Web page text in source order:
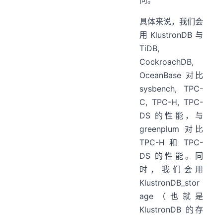
具体来说，我们会
用 KlustronDB 与
TiDB,
CockroachDB,
OceanBase 对比
sysbench, TPC-
C, TPC-H, TPC-
DS 的性能，与
greenplum 对比
TPC-H 和 TPC-
DS 的性能。同
时，我们会用
KlustronDB_stor
age（也就是
KlustronDB 的存